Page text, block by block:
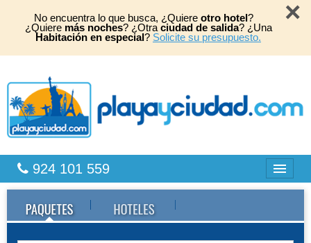
×
No encuentra lo que busca, ¿Quiere otro hotel?
¿Quiere más noches? ¿Otra ciudad de salida? ¿Una
Habitación en especial? Solicite su presupuesto.
924 101 559
Bahia Principe